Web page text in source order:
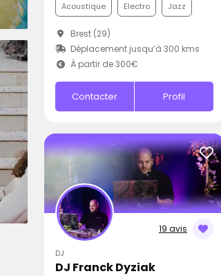
Acoustique Electro Jazz
Brest (29)
Déplacement jusqu’à 300 kms
À partir de 300€
Contacter Profil
19 avis
DJ
DJ Franck Dyziak